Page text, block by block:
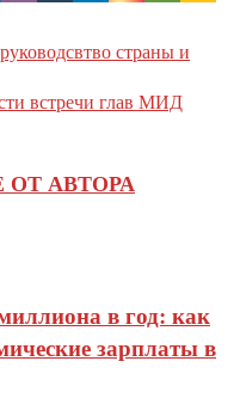
страны и
встречи глав МИД
АВТОРА
в год: как
зарплаты в